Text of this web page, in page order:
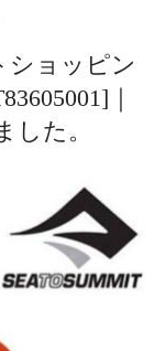
ショッピン
｜
した。